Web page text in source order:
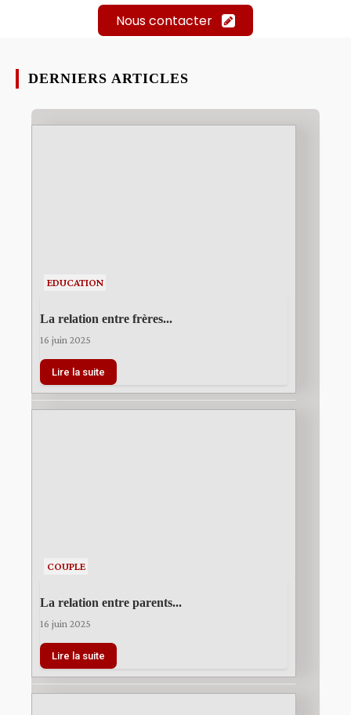
Nous contacter
DERNIERS ARTICLES
EDUCATION
La relation entre frères...
16 juin 2025
Lire la suite
COUPLE
La relation entre parents...
16 juin 2025
Lire la suite